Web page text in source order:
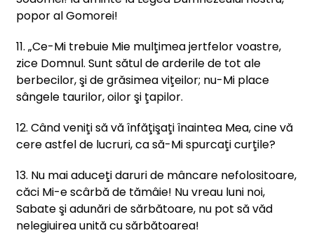
popor al Gomorei!
11. „Ce-Mi trebuie Mie mulţimea jertfelor voastre,
zice Domnul. Sunt sătul de arderile de tot ale
berbecilor, şi de grăsimea viţeilor; nu-Mi place
sângele taurilor, oilor şi ţapilor.
12. Când veniţi să vă înfăţişaţi înaintea Mea, cine vă
cere astfel de lucruri, ca să-Mi spurcaţi curţile?
13. Nu mai aduceţi daruri de mâncare nefolositoare,
căci Mi-e scârbă de tămâie! Nu vreau luni noi,
Sabate şi adunări de sărbătoare, nu pot să văd
nelegiuirea unită cu sărbătoarea!